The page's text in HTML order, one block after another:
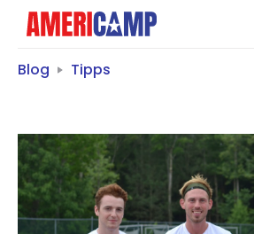
Blog Tipps